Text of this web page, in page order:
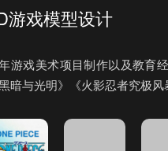
游戏模型设计
游戏美术项目制作以及教育
暗与光明》《火影忍者究极风